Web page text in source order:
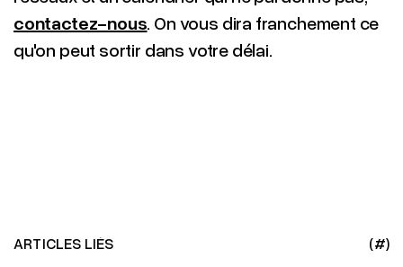
contactez-nous . On vous dira franchement ce
qu'on peut sortir dans votre délai.
ARTICLES LIÉS (#)